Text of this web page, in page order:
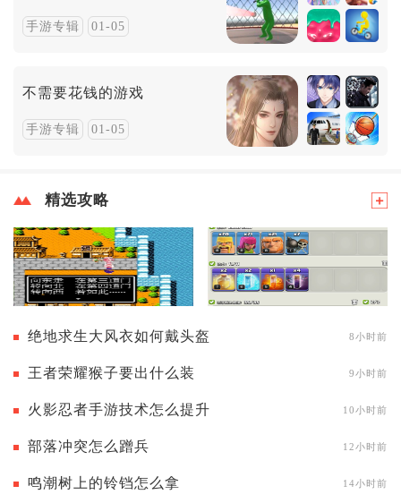
手游专辑 01-05
不需要花钱的游戏
手游专辑 01-05
精选攻略
绝地求生大风衣如何戴头盔 8小时前
王者荣耀猴子要出什么装 9小时前
火影忍者手游技术怎么提升 10小时前
部落冲突怎么蹭兵 12小时前
鸣潮树上的铃铛怎么拿 14小时前